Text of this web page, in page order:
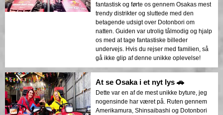
fantastisk og førte os gennem Osakas mest
trendy distrikter og sluttede med den
betagende udsigt over Dotonbori om
natten. Guiden var utrolig tålmodig og hjalp
os med at tage fantastiske billeder
undervejs. Hvis du rejser med familien, så
gå ikke glip af denne unikke oplevelse!
At se Osaka i et nyt lys 🚗
Dette var en af de mest unikke byture, jeg
nogensinde har været på. Ruten gennem
Amerikamura, Shinsaibashi og Dotonbori